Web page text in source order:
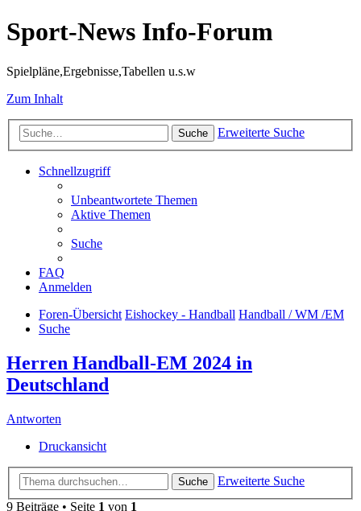
Sport-News Info-Forum
Spielpläne,Ergebnisse,Tabellen u.s.w
Zum Inhalt
Suche Erweiterte Suche
Schnellzugriff
Unbeantwortete Themen
Aktive Themen
Suche
FAQ
Anmelden
Foren-Übersicht Eishockey - Handball Handball / WM /EM
Suche
Herren Handball-EM 2024 in
Deutschland
Antworten
Druckansicht
Suche
Erweiterte Suche
9 Beiträge • Seite 1 von 1